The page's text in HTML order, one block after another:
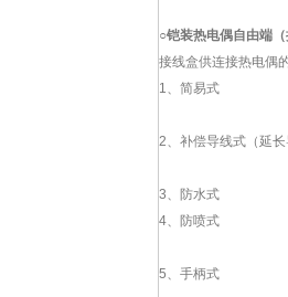
○铠装热电偶自由端
接线盒供连接热电偶
1、简易式
2、补偿导线式（延
3、防水式
4、防喷式
5、手柄式